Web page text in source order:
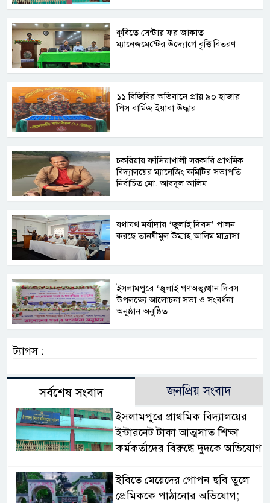
কুবিতে সেন্টার ফর জাকাত
ম্যানেজমেন্টের উদ্যোগে বৃত্তি বিতরণ
১১ বিজিবির অভিযানে প্রায় ৯০ হাজার
পিস বার্মিজ ইয়াবা উদ্ধার
চকরিয়ায় ফাঁসিয়াখালী সরকারি প্রাথমিক
বিদ্যালয়ের ম্যানেজিং কমিটির সভাপতি
নির্বাচিত মো. আবদুল আলিম
যথাযথ মর্যাদায় ‘জুলাই দিবস’ পালন
করছে তানযীমুল উম্মাহ আলিম মাদ্রাসা
ইসলামপুরে ‘জুলাই গণঅভ্যুত্থান দিবস
উপলক্ষ্যে আলোচনা সভা ও সংবর্ধনা
অনুষ্ঠান অনুষ্ঠিত
ট্যাগস :
সর্বশেষ সংবাদ জনপ্রিয় সংবাদ
​ইসলামপুরে প্রাথমিক বিদ্যালয়ের
ইন্টারনেট টাকা আত্মসাত শিক্ষা
কর্মকর্তাদের বিরুদ্ধে দুদকে অভিযোগ
ইবিতে মেয়েদের গোপন ছবি তুলে
প্রেমিককে পাঠানোর অভিযোগ;